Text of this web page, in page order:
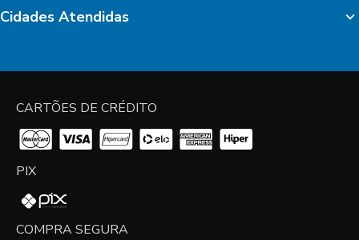
Cidades Atendidas
CARTÕES DE CRÉDITO
PIX
COMPRA SEGURA